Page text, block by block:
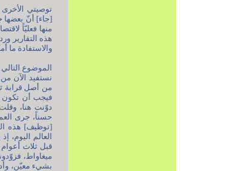
توصيتي الأخرى
[جاء] أنّ بعضها
منها فعليّاً
هذه التقارير
والاستفادة ما
من أصل قرابة
فيجب أن تكون
حسناً، جرى
[توظيف] هذه
العالم
قبل ثلاث
ميغاواط،
بشيء معيّن،